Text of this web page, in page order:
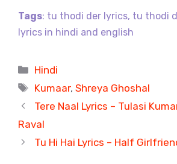
Tags: tu thodi der lyrics, tu thodi
lyrics in hindi and english
Categories
Hindi
Tags
Kumaar,Shreya Ghoshal
Tere Naal Lyrics – Tulasi
Raval
Tu Hi Hai Lyrics – Half